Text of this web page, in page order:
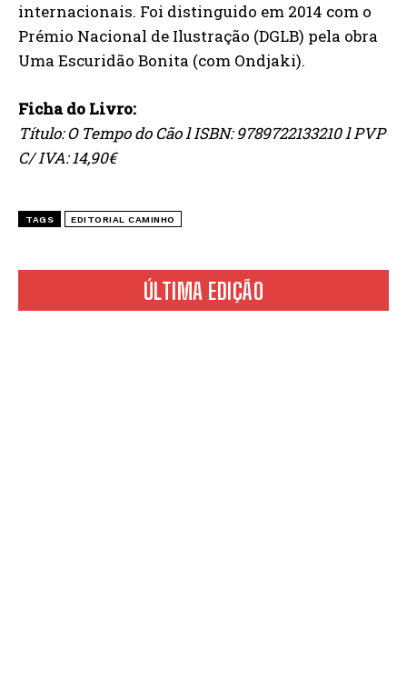
ÚLTIMA EDIÇÃO
internacionais. Foi distinguido em 2014 com o
Prémio Nacional de Ilustração (DGLB) pela obra
Uma Escuridão Bonita (com Ondjaki).
Ficha do Livro:
Título: O Tempo do Cão l ISBN: 9789722133210 l PVP
C/ IVA: 14,90€
TAGS EDITORIAL CAMINHO